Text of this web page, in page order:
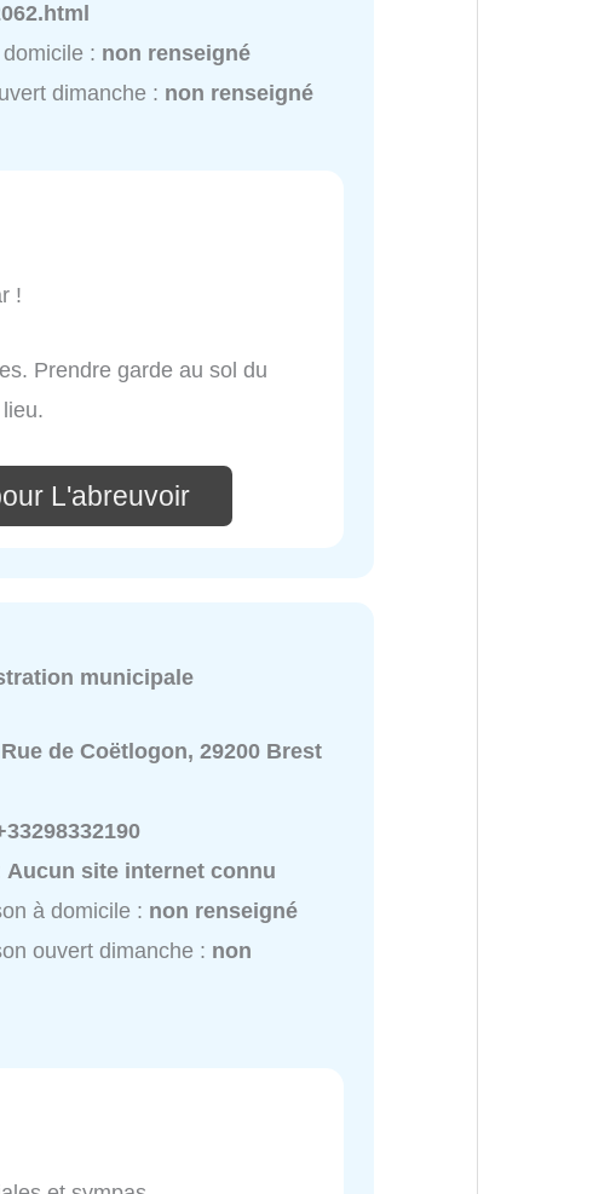
: non renseigné
dimanche : non renseigné
!
Prendre garde au sol du
L'abreuvoir
municipale
de Coëtlogon, 29200 Brest
Aucun site internet connu
à domicile : non renseigné
ouvert dimanche : non